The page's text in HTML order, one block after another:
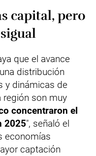
capital, pero
que el avance
distribución
y dinámicas de
región son muy
concentraron el
2025", señaló el
economías
captación